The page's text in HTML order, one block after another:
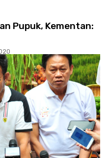
Pupuk, Kementan: